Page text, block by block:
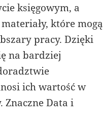
księgowym, a
które mogą
pracy. Dzięki
na bardziej
ich wartość w
Data i